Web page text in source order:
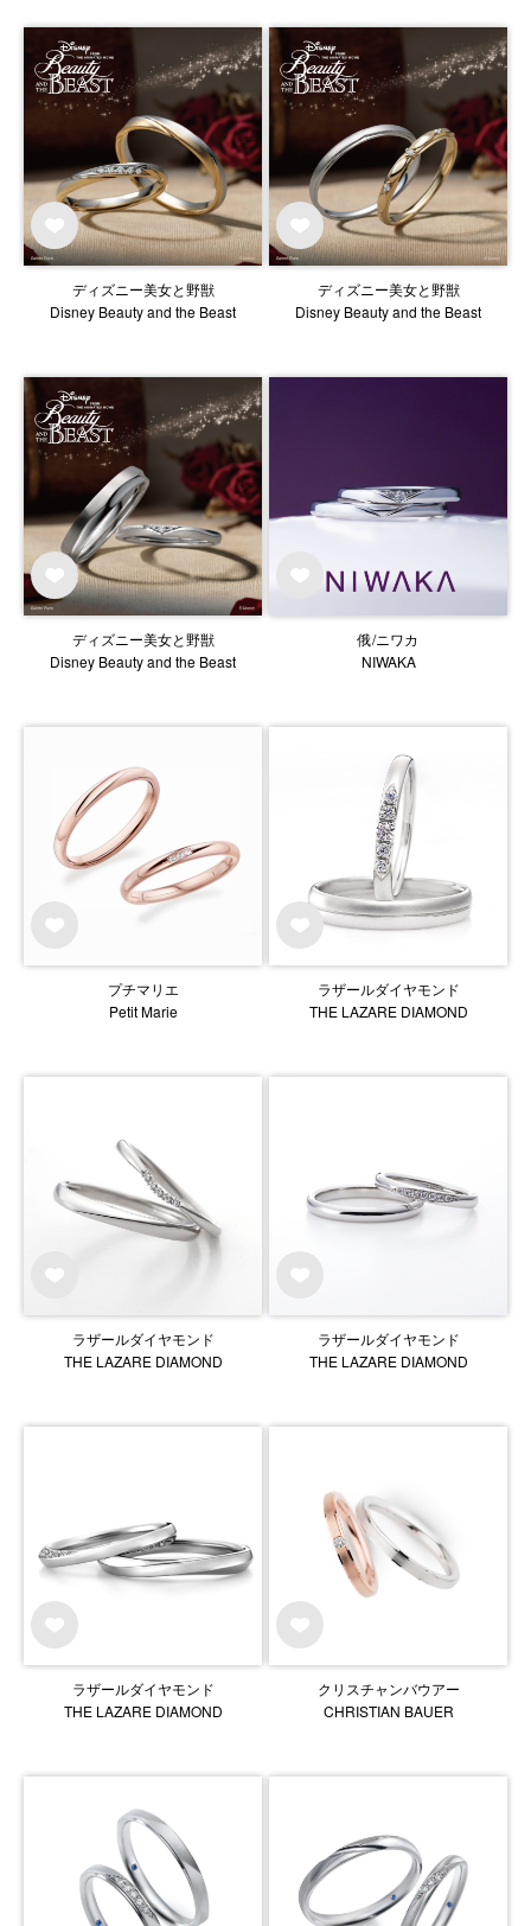
ディズニー美女と野獣
Disney Beauty and the Beast
ディズニー美女と野獣
Disney Beauty and the Beast
ディズニー美女と野獣
Disney Beauty and the Beast
俄/ニワカ
NIWAKA
プチマリエ
Petit Marie
ラザールダイヤモンド
THE LAZARE DIAMOND
ラザールダイヤモンド
THE LAZARE DIAMOND
ラザールダイヤモンド
THE LAZARE DIAMOND
ラザールダイヤモンド
THE LAZARE DIAMOND
クリスチャンバウアー
CHRISTIAN BAUER